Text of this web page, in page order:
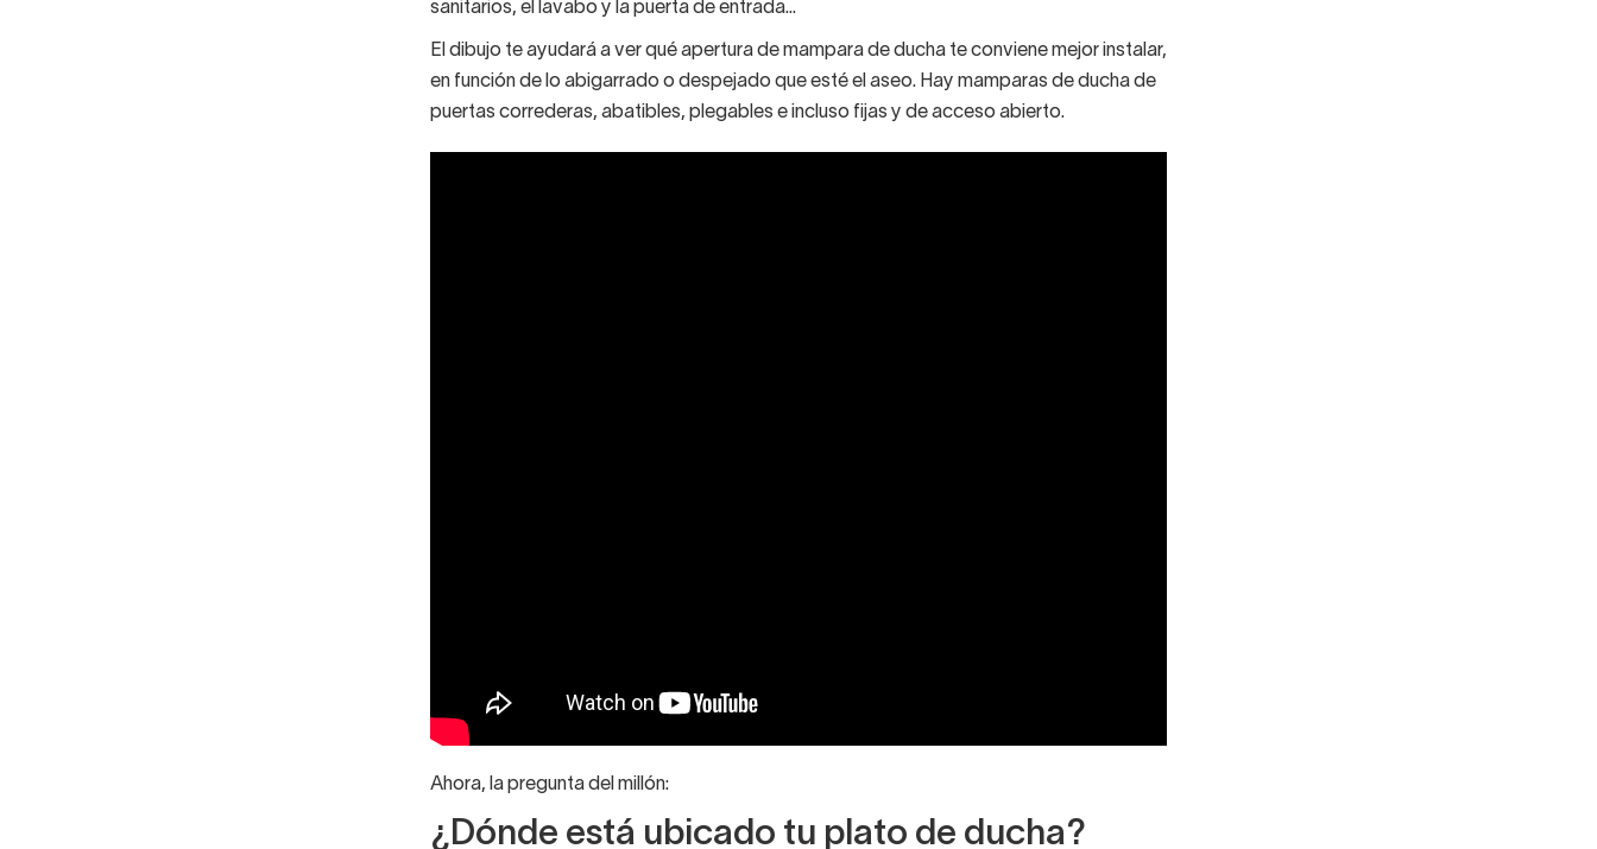
sanitarios, el lavabo y la puerta de entrada...
El dibujo te ayudará a ver qué apertura de mampara de ducha te conviene mejor instalar,
en función de lo abigarrado o despejado que esté el aseo. Hay mamparas de ducha de
puertas correderas, abatibles, plegables e incluso fijas y de acceso abierto.
Ahora, la pregunta del millón:
¿Dónde está ubicado tu plato de ducha?